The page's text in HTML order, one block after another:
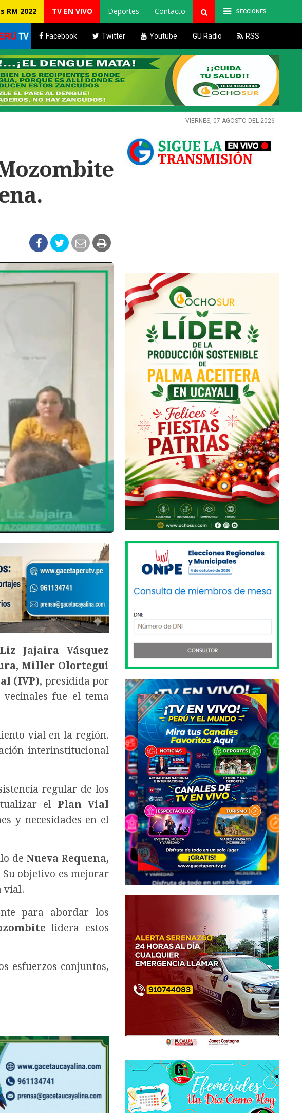
SECCIONES
RM 2022 TV EN VIVO Deportes Contacto
Facebook Twitter Youtube GU Radio RSS
VIERNES, 07 AGOSTO DEL 2026
Jajaira Vásquez
Miller Olortegui
(IVP), presidida por
fue el tema
vial en la región.
interinstitucional
regular de los
el Plan Vial
y necesidades en el
de Nueva Requena,
objetivo es mejorar
vial.
para abordar los
lidera estos
esfuerzos conjuntos,